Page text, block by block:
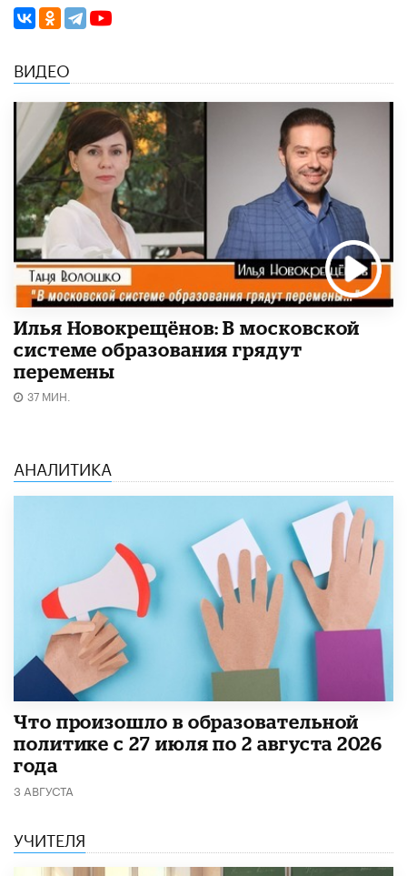
ВИДЕО
Илья Новокрещёнов: В московской
системе образования грядут
перемены
37 МИН.
АНАЛИТИКА
​Что произошло в образовательной
политике с 27 июля по 2 августа 2026
года
3 АВГУСТА
УЧИТЕЛЯ